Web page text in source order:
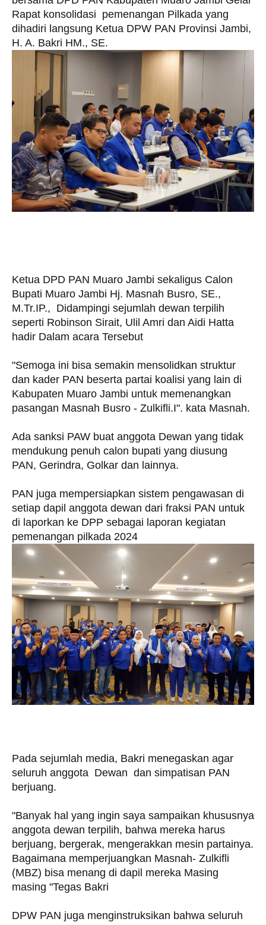
Rapat konsolidasi pemenangan Pilkada yang
dihadiri langsung Ketua DPW PAN Provinsi Jambi,
H. A. Bakri HM., SE.
Ketua DPD PAN Muaro Jambi sekaligus Calon
Bupati Muaro Jambi Hj. Masnah Busro, SE.,
M.Tr.IP., Didampingi sejumlah dewan terpilih
seperti Robinson Sirait, Ulil Amri dan Aidi Hatta
hadir Dalam acara Tersebut
"Semoga ini bisa semakin mensolidkan struktur
dan kader PAN beserta partai koalisi yang lain di
Kabupaten Muaro Jambi untuk memenangkan
pasangan Masnah Busro - Zulkifli.I". kata Masnah.
Ada sanksi PAW buat anggota Dewan yang tidak
mendukung penuh calon bupati yang diusung
PAN, Gerindra, Golkar dan lainnya.
PAN juga mempersiapkan sistem pengawasan di
setiap dapil anggota dewan dari fraksi PAN untuk
di laporkan ke DPP sebagai laporan kegiatan
pemenangan pilkada 2024
Pada sejumlah media, Bakri menegaskan agar
seluruh anggota Dewan dan simpatisan PAN
berjuang.
"Banyak hal yang ingin saya sampaikan khususnya
anggota dewan terpilih, bahwa mereka harus
berjuang, bergerak, mengerakkan mesin partainya.
Bagaimana memperjuangkan Masnah- Zulkifli
(MBZ) bisa menang di dapil mereka Masing
masing "Tegas Bakri
DPW PAN juga menginstruksikan bahwa seluruh